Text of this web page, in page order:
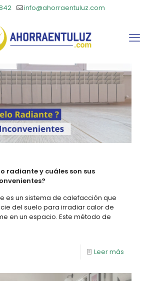
info@ahorraentuluz.com
radiante y cuáles son sus
es un sistema de calefacción que
del suelo para irradiar calor de
en un espacio. Este método de
Leer más